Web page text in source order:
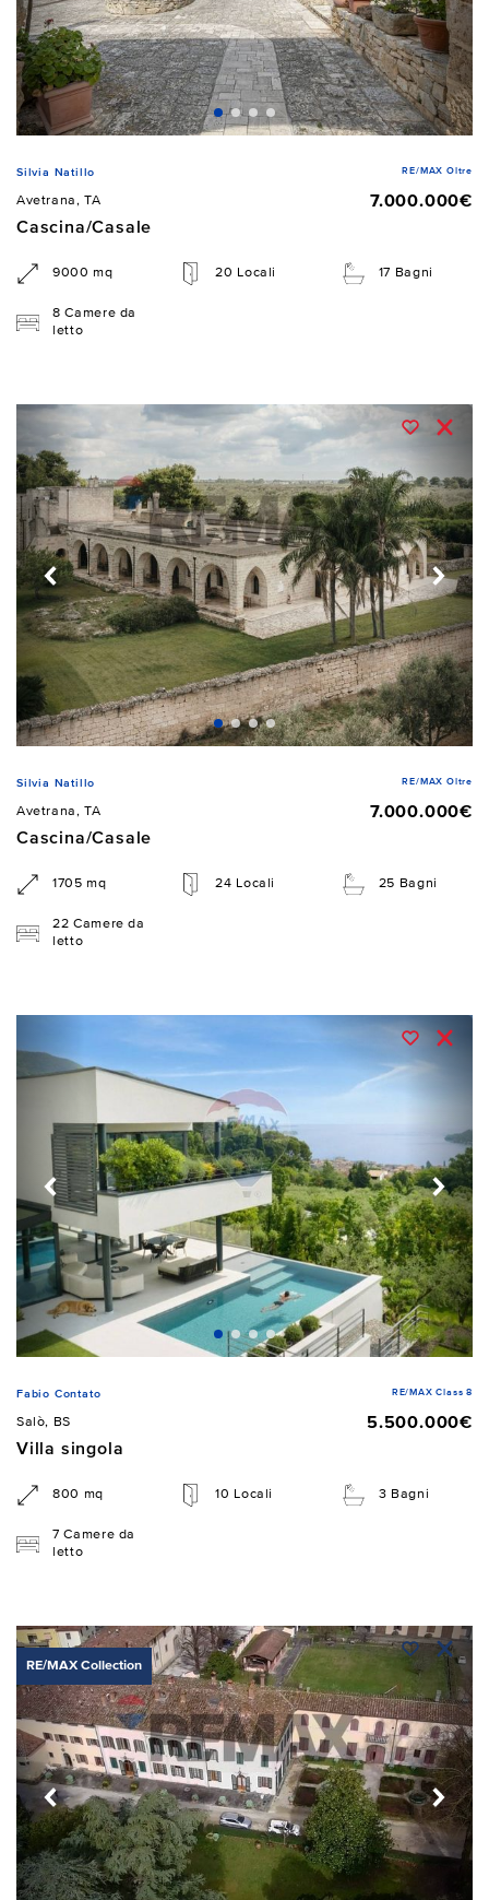
Silvia Natillo RE/MAX Oltre
Avetrana, TA
7.000.000€
Cascina/Casale
9000 mq 20 Locali 17 Bagni
8 Camere da
letto
Silvia Natillo RE/MAX Oltre
Avetrana, TA
7.000.000€
Cascina/Casale
1705 mq 24 Locali 25 Bagni
22 Camere da
letto
Fabio Contato RE/MAX Class 8
Salò, BS
5.500.000€
Villa singola
800 mq 10 Locali 3 Bagni
7 Camere da
letto
RE/MAX Collection